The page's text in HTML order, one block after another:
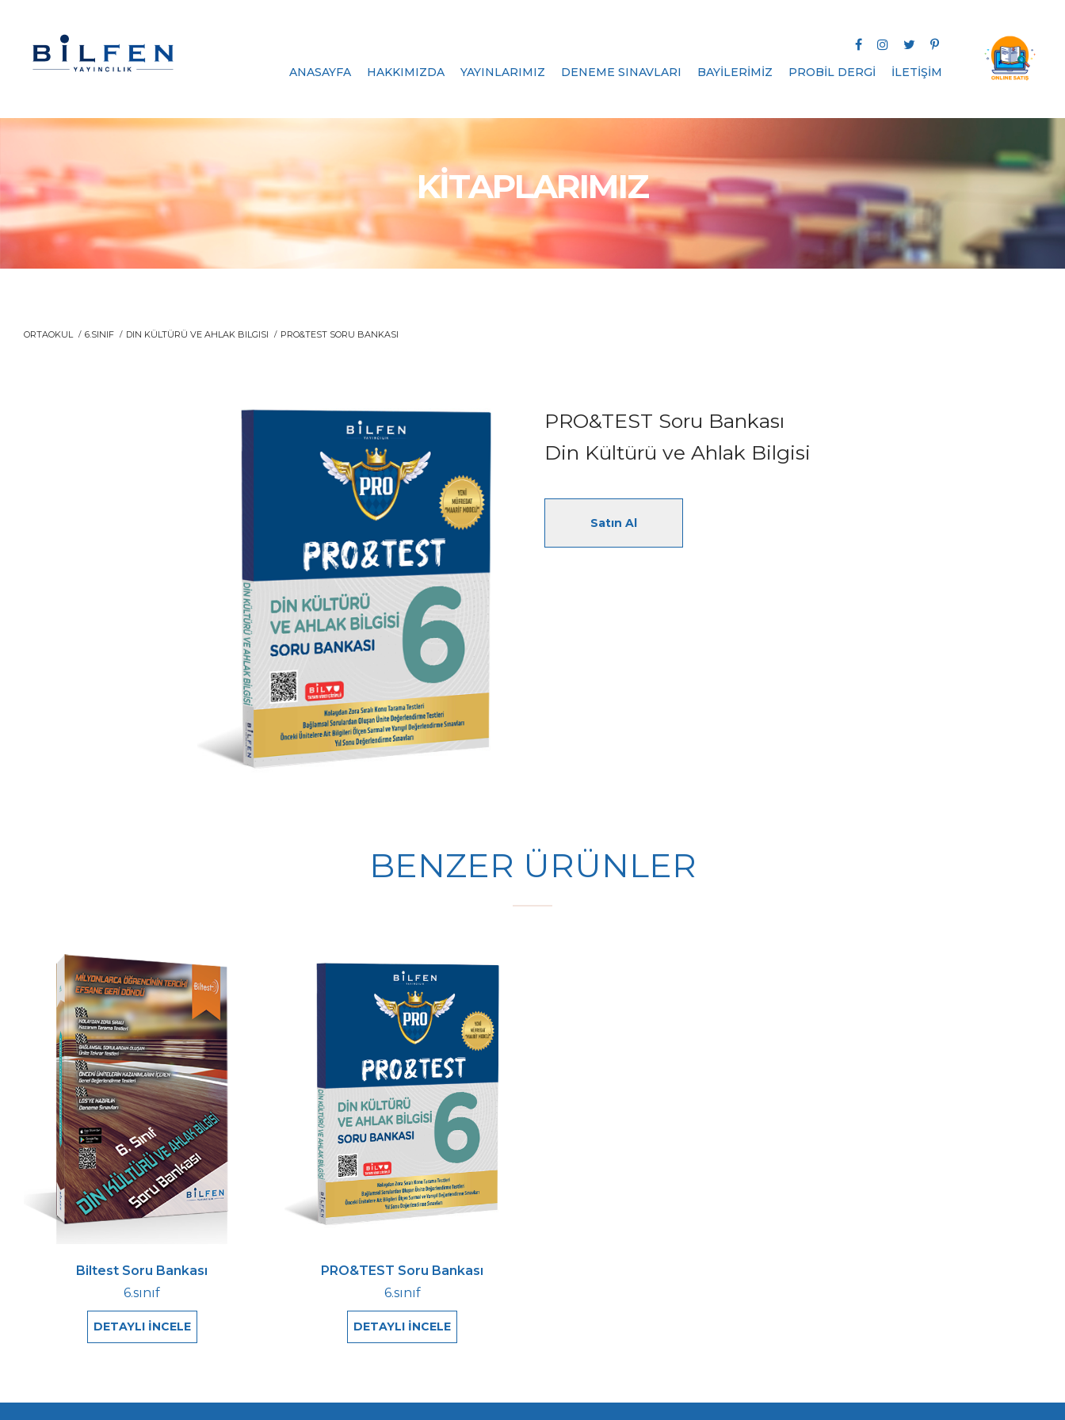
ANASAYFA HAKKIMIZDA YAYINLARIMIZ DENEME SINAVLARI BAYİLERİMİZ PROBİL DERGİ İLETİŞİM
KİTAPLARIMIZ
ORTAOKUL 6.SINIF DIN KÜLTÜRÜ VE AHLAK BILGISI PRO&TEST SORU BANKASI
PRO&TEST Soru Bankası
Din Kültürü ve Ahlak Bilgisi
Satın Al
BENZER ÜRÜNLER
Biltest Soru Bankası
6.sınıf
DETAYLI İNCELE
PRO&TEST Soru Bankası
6.sınıf
DETAYLI İNCELE